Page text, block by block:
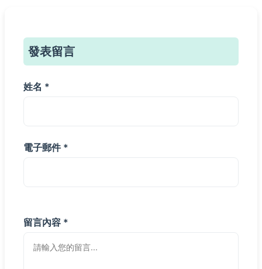
發表留言
姓名 *
電子郵件 *
留言內容 *